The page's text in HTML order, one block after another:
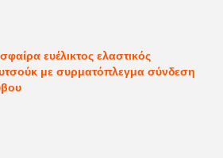
ευέλικτος ελαστικός
με συρματόπλεγμα σύνδεση